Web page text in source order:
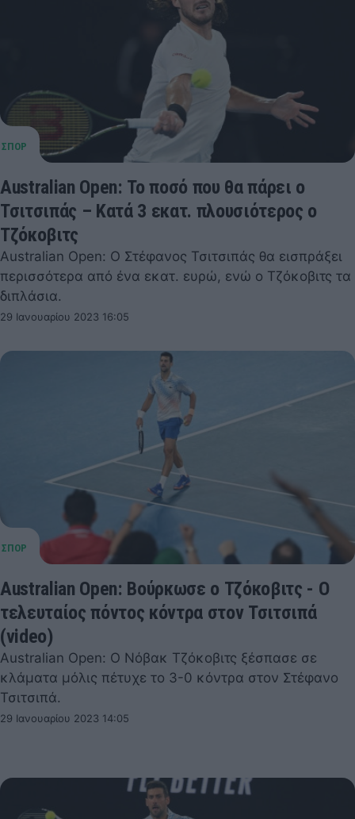
Australian Open: Το ποσό που θα πάρει ο
Τσιτσιπάς – Κατά 3 εκατ. πλουσιότερος ο
Τζόκοβιτς
Australian Open: Ο Στέφανος Τσιτσιπάς θα εισπράξει
περισσότερα από ένα εκατ. ευρώ, ενώ ο Τζόκοβιτς τα
διπλάσια.
29 Ιανουαρίου 2023 16:05
Australian Open: Βούρκωσε ο Τζόκοβιτς - Ο
τελευταίος πόντος κόντρα στον Τσιτσιπά
(video)
Australian Open: Ο Νόβακ Τζόκοβιτς ξέσπασε σε
κλάματα μόλις πέτυχε το 3-0 κόντρα στον Στέφανο
Τσιτσιπά.
29 Ιανουαρίου 2023 14:05